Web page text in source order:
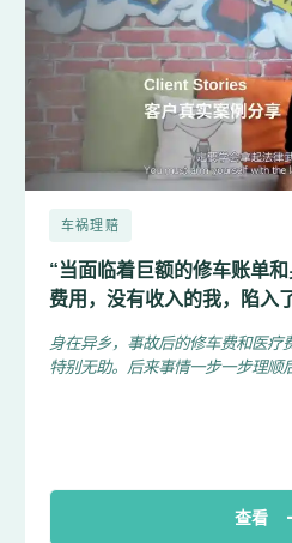
车祸理赔
“当面临着巨额的修车账单
费用，没有收入的我，陷入
身在异乡，事故后的修车费和医疗
特别无助。后来事情一步一步理顺
查看